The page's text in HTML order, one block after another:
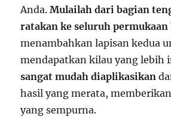
Anda.Mulailah dari bagian
ratakan ke seluruh
menambahkan lapisan kedua
mendapatkan kilau yang lebih
sangat mudah diaplikasikan
hasil yang merata,
yang sempurna.